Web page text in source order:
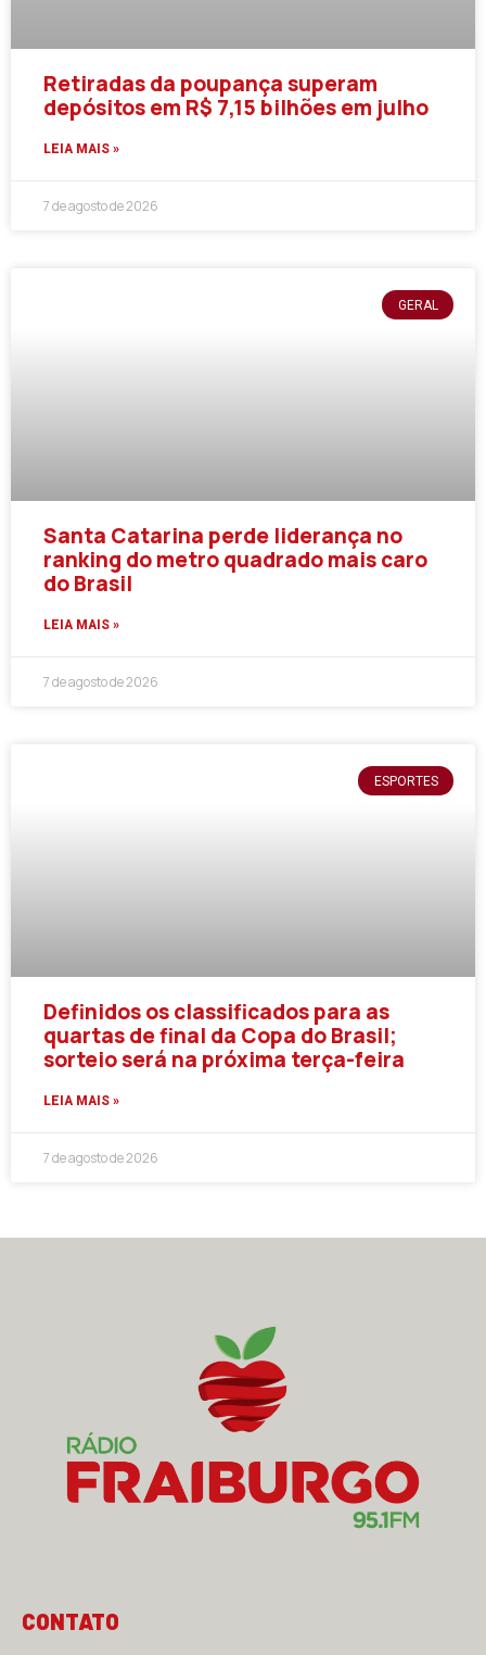
Retiradas da poupança superam
depósitos em R$ 7,15 bilhões em julho
LEIA MAIS »
7 de agosto de 2026
GERAL
Santa Catarina perde liderança no
ranking do metro quadrado mais caro
do Brasil
LEIA MAIS »
7 de agosto de 2026
ESPORTES
Definidos os classificados para as
quartas de final da Copa do Brasil;
sorteio será na próxima terça-feira
LEIA MAIS »
7 de agosto de 2026
CONTATO